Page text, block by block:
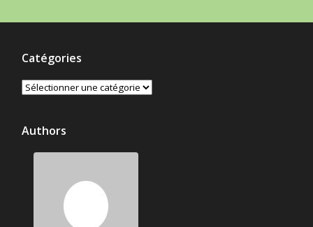
Catégories
Catégories
Authors